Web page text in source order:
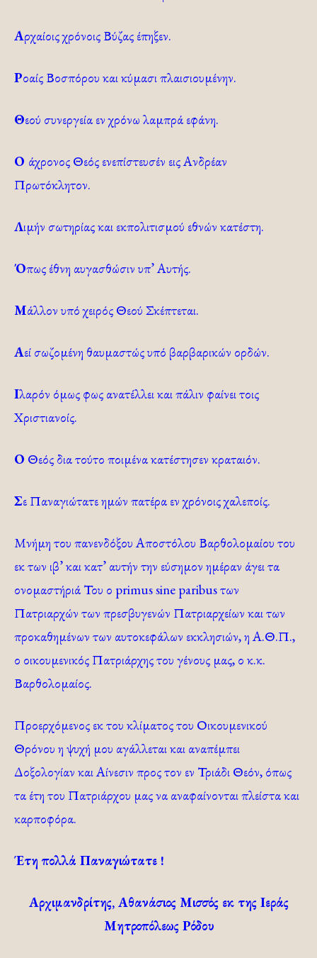
Αρχαίοις χρόνοις Βύζας έπηξεν.
Ροαίς Βοσπόρου και κύμασι πλαισιουμένην.
Θεού συνεργεία εν χρόνω λαμπρά εφάνη.
Ο άχρονος Θεός ενεπίστευσέν εις Ανδρέαν
Πρωτόκλητον.
Λιμήν σωτηρίας και εκπολιτισμού εθνών κατέστη.
Όπως έθνη αυγασθώσιν υπ’ Αυτής.
Μάλλον υπό χειρός Θεού Σκέπτεται.
Αεί σωζομένη θαυμαστώς υπό βαρβαρικών ορδών.
Ιλαρόν όμως φως ανατέλλει και πάλιν φαίνει τοις
Χριστιανοίς.
Ο Θεός δια τούτο ποιμένα κατέστησεν κραταιόν.
Σε Παναγιώτατε ημών πατέρα εν χρόνοις χαλεποίς.
Μνήμη του πανενδόξου Αποστόλου Βαρθολομαίου του
εκ των ιβ’ και κατ’ αυτήν την εύσημον ημέραν άγει τα
ονομαστήριά Του ο primus sine paribus των
Πατριαρχών των πρεσβυγενών Πατριαρχείων και των
προκαθημένων των αυτοκεφάλων εκκλησιών, η Α.Θ.Π.,
ο οικουμενικός Πατριάρχης του γένους μας, ο κ.κ.
Βαρθολομαίος.
Προερχόμενος εκ του κλίματος του Οικουμενικού
Θρόνου η ψυχή μου αγάλλεται και αναπέμπει
Δοξολογίαν και Αίνεσιν προς τον εν Τριάδι Θεόν, όπως
τα έτη του Πατριάρχου μας να αναφαίνονται πλείστα και
καρποφόρα.
Έτη πολλά Παναγιώτατε !
Αρχιμανδρίτης, Αθανάσιος Μισσός εκ της Ιεράς
Μητροπόλεως Ρόδου